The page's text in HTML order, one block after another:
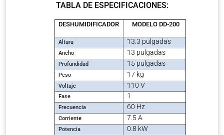
TABLA DE ESPECIFICACIONES:
DESHUMIDIFICADOR MODELO DD-200
Altura 13.3 pulgadas
Ancho 13 pulgadas
Profundidad 15 pulgadas
Peso 17 kg
Voltaje 110 V
Fase 1
Frecuencia 60 Hz
Corriente 7.5 A
Potencia 0.8 kW